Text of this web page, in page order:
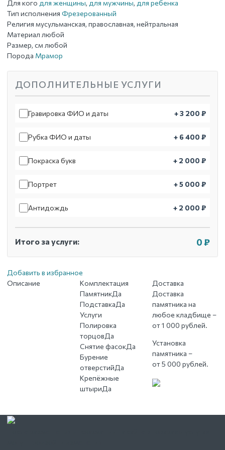
Для кого для женщины, для мужчины, для ребенка
Тип исполнения Фрезерованный
Религия мусульманская, православная, нейтральная
Материал любой
Размер, см любой
Порода Мрамор
ДОПОЛНИТЕЛЬНЫЕ УСЛУГИ
Гравировка ФИО и даты + 3 200 ₽
Рубка ФИО и даты + 6 400 ₽
Покраска букв + 2 000 ₽
Портрет + 5 000 ₽
Антидождь + 2 000 ₽
Итого за услуги: 0 ₽
Добавить в избранное
Описание
Комплектация
ПамятникДа
ПодставкаДа
Услуги
Полировка
торцовДа
Снятие фасокДа
Бурение
отверстийДа
Крепёжные
штыриДа
Доставка
Доставка
памятника на
любое кладбище –
от 1 000 рублей.
Установка
памятника –
от 5 000 рублей.